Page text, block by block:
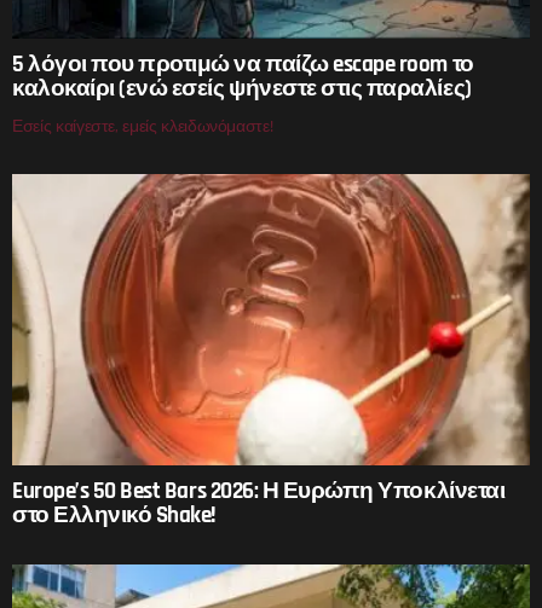
5 λόγοι που προτιμώ να παίζω escape room το
καλοκαίρι (ενώ εσείς ψήνεστε στις παραλίες)
Εσείς καίγεστε, εμείς κλειδωνόμαστε!
Europe’s 50 Best Bars 2026: Η Ευρώπη Υποκλίνεται
στο Ελληνικό Shake!